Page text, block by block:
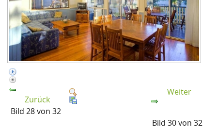
Zurück
Bild 28 von 32
Weiter
Bild 30 von 32